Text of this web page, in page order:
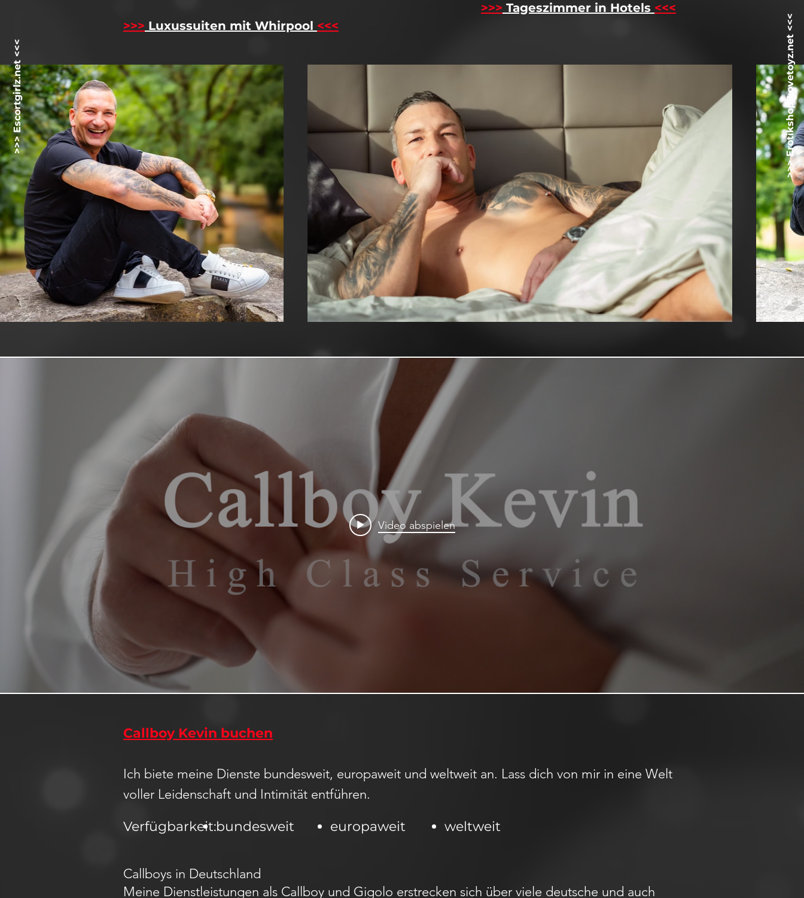
>>> Erotikshop Lovetoyz.net <<<
>>> Escortgirlz.net <<<
>>> Luxussuiten mit Whirpool <<<
>>> Tageszimmer in Hotels <<<
Video abspielen
Callboy Kevin buchen
Ich biete meine Dienste bundesweit, europaweit und weltweit an. Lass dich von mir in eine Welt
voller Leidenschaft und Intimität entführen.
europaweit
bundesweit
Verfügbarkeit: weltweit
Callboys in Deutschland
Meine Dienstleistungen als Callboy und Gigolo erstrecken sich über viele deutsche und auch